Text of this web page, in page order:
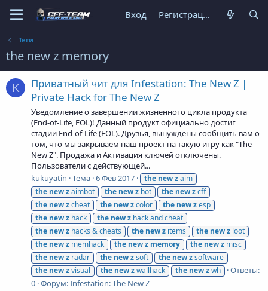
Вход Регистрация
Теги
the new z memory
K
Приватный чит для Infestation: The New Z |
Private Hack for The New Z
Уведомление о завершении жизненного цикла продукта
(End-of-Life, EOL)! Данный продукт официально достиг
стадии End-of-Life (EOL). Друзья, вынуждены сообщить вам о
том, что мы закрываем наш проект на такую игру как "The
New Z". Продажа и Активация ключей отключены.
Пользователи с действующей...
kukuyatin Тема 6 Фев 2017 the newzaim
the newzaimbot the newz bot the newzcff
the newzcheat the newzcolor the newzesp
the newz hack the newz hack and cheat
the newz hacks & cheats the newz items the newz loot
the newz memhack the newz memory the newz misc
the newz radar the newzsoft the newzsoftware
the newzvisual the newzwallhack the newzwh
Ответы:
0 Форум:Infestation: The New Z